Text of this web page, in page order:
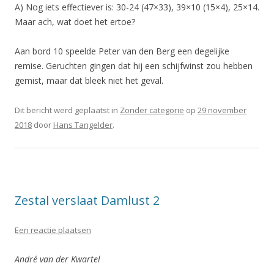
A) Nog iets effectiever is: 30-24 (47×33), 39×10 (15×4), 25×14.
Maar ach, wat doet het ertoe?
Aan bord 10 speelde Peter van den Berg een degelijke
remise. Geruchten gingen dat hij een schijfwinst zou hebben
gemist, maar dat bleek niet het geval.
Dit bericht werd geplaatst in Zonder categorie op 29 november
2018 door Hans Tangelder.
Zestal verslaat Damlust 2
Een reactie plaatsen
André van der Kwartel